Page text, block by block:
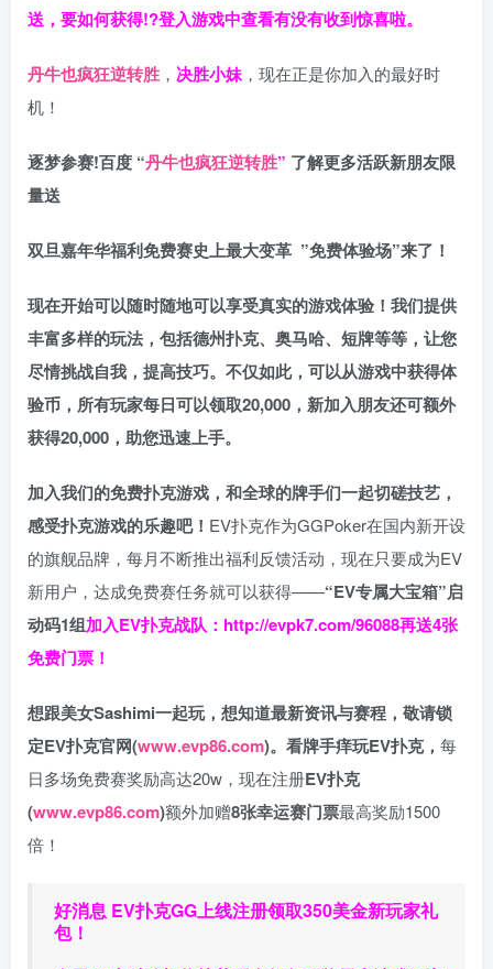
送，要如何获得!?登入游戏中查看有没有收到惊喜啦。
丹牛也疯狂逆转胜， 决胜小妹，现在正是你加入的最好时
机！
逐梦参赛!百度 “丹牛也疯狂逆转胜” 了解更多活跃新朋友限
量送
双旦嘉年华福利免费赛史上最大变革 ”免费体验场”来了！
现在开始可以随时随地可以享受真实的游戏体验！我们提供
丰富多样的玩法，包括德州扑克、奥马哈、短牌等等，让您
尽情挑战自我，提高技巧。不仅如此， 可以从游戏中获得体
验币，所有玩家每日可以领取20,000，新加入朋友还可额外
获得20,000，助您迅速上手。
加入我们的免费扑克游戏，和全球的牌手们一起切磋技艺，
感受扑克游戏的乐趣吧！ EV扑克作为GGPoker在国内新开设
的旗舰品牌，每月不断推出福利反馈活动，现在只要成为EV
新用户，达成免费赛任务就可以获得——“EV专属大宝箱”启
动码1组加入EV扑克战队： http://evpk7.com/96088再送4张
免费门票！
想跟美女Sashimi一起玩， 想知道最新资讯与赛程， 敬请锁
定EV扑克官网(www.evp86.com)。 看牌手痒玩EV扑克， 每
日多场免费赛奖励高达20w，现在注册EV扑克
(www.evp86.com)额外加赠8张幸运赛门票最高奖励1500
倍！
好消息 EV扑克GG上线注册领取350美金新玩家礼
包！